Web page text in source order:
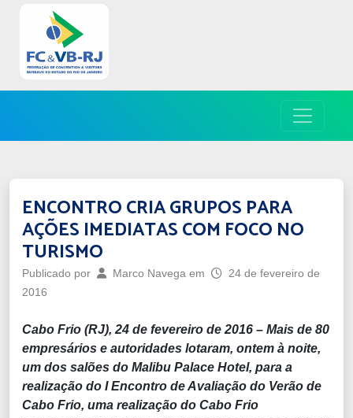
ENCONTRO CRIA GRUPOS PARA
AÇÕES IMEDIATAS COM FOCO NO
TURISMO
Publicado por Marco Navega em
24 de fevereiro de
2016
Cabo Frio (RJ), 24 de fevereiro de 2016 – Mais de 80
empresários e autoridades lotaram, ontem à noite,
um dos salões do Malibu Palace Hotel, para a
realização do I Encontro de Avaliação do Verão de
Cabo Frio, uma realização do Cabo Frio